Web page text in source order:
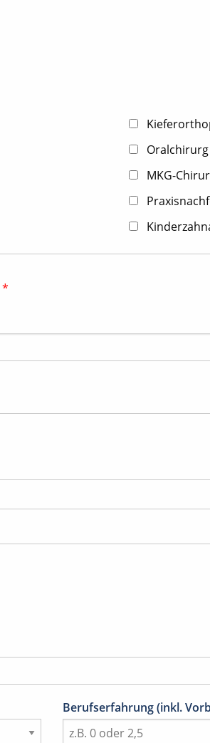
Oralchirurg
MKG-
*
Berufserfahrung (inkl.